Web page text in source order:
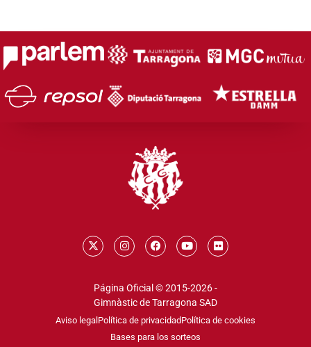
Página Oficial © 2015-2026 -
Gimnàstic de Tarragona SAD
Aviso legal Política de privacidadPolítica de cookies
Bases para los sorteos